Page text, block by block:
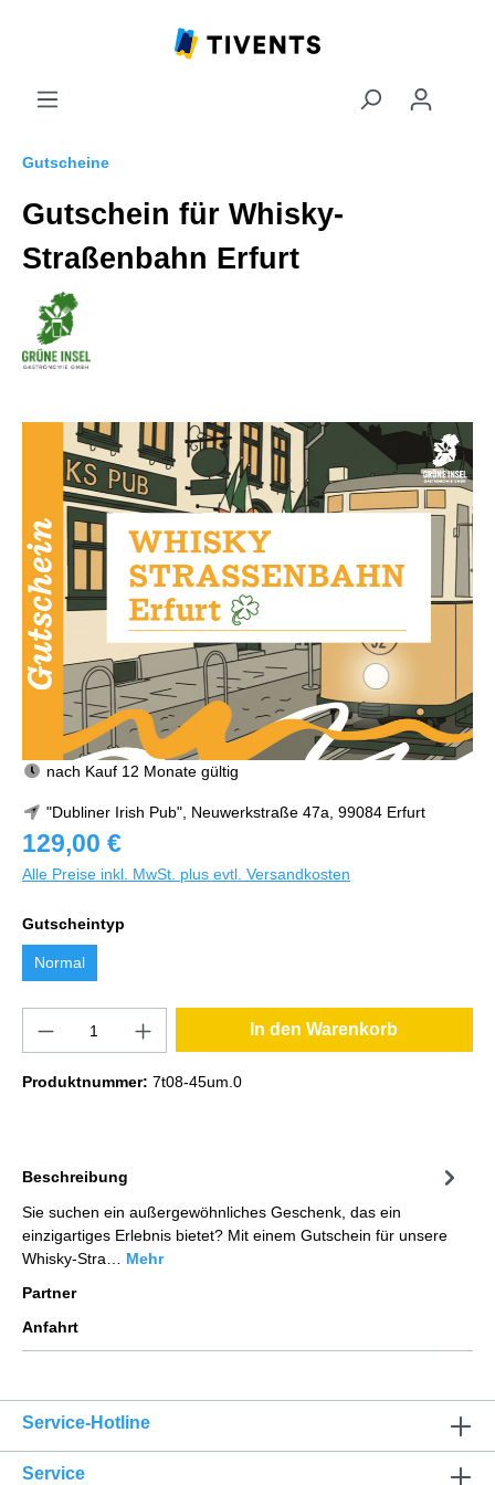
Gutscheine
Gutschein für Whisky-
Straßenbahn Erfurt
nach Kauf 12 Monate gültig
"Dubliner Irish Pub", Neuwerkstraße 47a, 99084 Erfurt
129,00 €
Alle Preise inkl. MwSt. plus evtl. Versandkosten
Gutscheintyp
Normal
In den Warenkorb
Produktnummer: 7t08-45um.0
Beschreibung
Sie suchen ein außergewöhnliches Geschenk, das ein
einzigartiges Erlebnis bietet? Mit einem Gutschein für unsere
Whisky-Stra… Mehr
Partner
Anfahrt
Service-Hotline
Service